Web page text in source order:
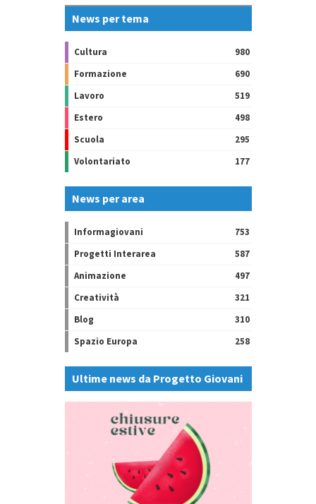
News per tema
Cultura
980
Formazione
690
Lavoro
519
Estero
498
Scuola
295
Volontariato
177
News per area
Informagiovani
753
Progetti Interarea
587
Animazione
497
Creatività
321
Blog
310
Spazio Europa
258
Ultime news da Progetto Giovani